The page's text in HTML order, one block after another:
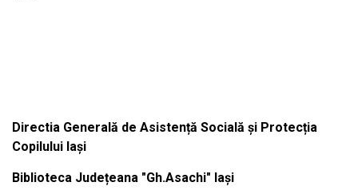
Directia Generală de Asistență Socială și Protecția
Copilului Iași
Biblioteca Județeana "Gh.Asachi" Iași